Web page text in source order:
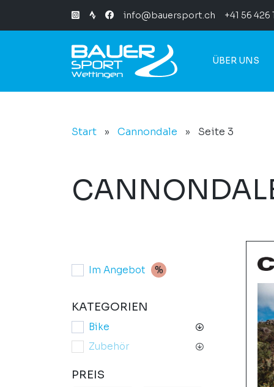
info@bauersport.ch +41 56 426
ÜBER UNS
Start » Cannondale » Seite 3
Im Angebot
KATEGORIEN
Bike
Zubehör
PREIS